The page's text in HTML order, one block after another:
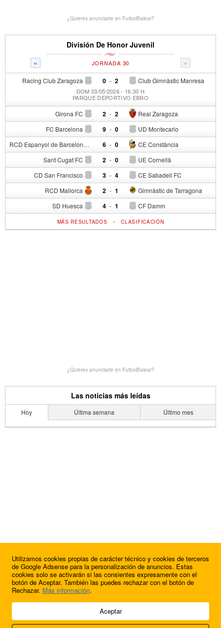
¿Quieres anunciarte en FutbolBalear?
División De Honor Juvenil
« »
JORNADA 30
Racing Club Zaragoza 0 - Club Gimnàstic Manresa
2
DOM 03/05/2026 - 16:30 H
PARQUE DEPORTIVO EBRO
Girona FC 2 - Real Zaragoza
2
FC Barcelona 9 - UD Montecarlo
0
RCD Espanyol de Barcelona 6 - CE Constància
0
Sant Cugat FC 2 - UE Cornellà
0
CD San Francisco 3 - CE Sabadell FC
4
RCD Mallorca 2 - Gimnàstic de Tarragona
1
SD Huesca 4 - CF Damm
1
MÁS RESULTADOS -CLASIFICACIÓN
¿Quieres anunciarte en FutbolBalear?
Las noticias más leídas
Hoy Última semana Último mes
© 2009 - 2026 Soluciones Corporativas IP, SL.
Utilizamos cookies propias de carácter técnico y cookies de terceros
de Google Adsense para la personalización de anuncios. Estas
cookies solo se activarán si las consientes expresamente con el
botón de Aceptar. También las puedes rechazar con el botón de
Rechazar. Más información.
Aceptar